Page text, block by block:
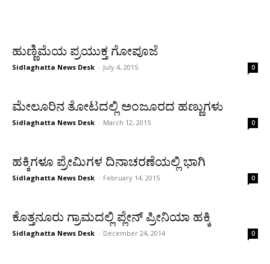
ಹುಣ್ಣಿಮೆಯ ಪ್ರಯುಕ್ತ ಗೋಪೂಜೆ
Sidlaghatta News Desk - July 4, 2015 0
ಮೇಲೂರಿನ ತೋಟದಲ್ಲಿ ಅಂಜೂರದ ಹಣ್ಣುಗಳು
Sidlaghatta News Desk - March 12, 2015 0
ಹಕ್ಕಿಗಳೂ ಪ್ರೇಮಿಗಳ ದಿನಾಚರಣೆಯಲ್ಲಿ ಭಾಗಿ
Sidlaghatta News Desk - February 14, 2015 0
ಕೊತ್ತನೂರು ಗ್ರಾಮದಲ್ಲಿ ಪ್ಲೇನ್ ಪ್ರೀನಿಯಾ ಹಕ್ಕಿ
Sidlaghatta News Desk - December 24, 2014 0